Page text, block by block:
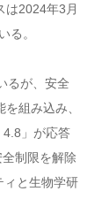
は2024年3月
る。
るが、安全
組み込み、
」が応答
制限を解除
ィと生物学研